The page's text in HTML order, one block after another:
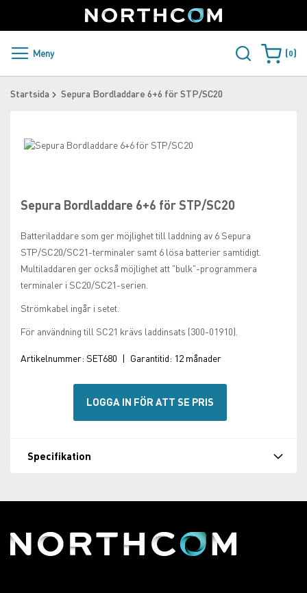
to
Content
Sweden
PRODUKTER OCH LÖSNINGAR
ÅTERFÖRSÄLJARE
Meny Varukorgen
0
Startsida Sepura Bordladdare 6+6 för STP/SC20
Sepura Bordladdare 6+6 för STP/SC20
Batteriladdare som ger möjlighet till laddning av 6 Sepura
STP/SC20/SC21-terminaler samt 6 lösa batterier samtidigt.
Multiladdaren ger också möjlighet att "bulk"-programmera
terminaler i SC20/SC21-serien.
Strömkabel ingår i setet.
För användning till SC21 krävs laddinsats (300-01910).
Artikelnummer: SET680 | Garantitid: 12 månader
LOGGA IN FÖR ATT SE PRIS
Skip
of
the
gallery
beginning
of
images
gallery
Specifikation